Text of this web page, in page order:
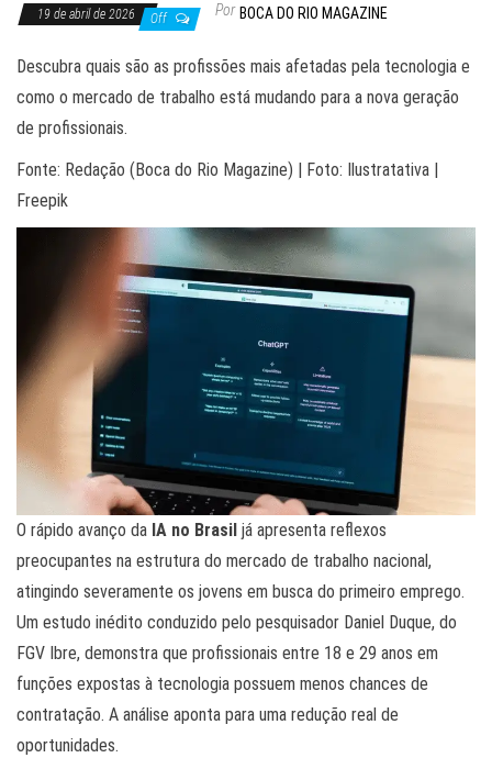
19 de abril de 2026 Off Por BOCA DO RIO MAGAZINE
Descubra quais são as profissões mais afetadas pela tecnologia e
como o mercado de trabalho está mudando para a nova geração
de profissionais.
Fonte: Redação (Boca do Rio Magazine) | Foto: Ilustratativa |
Freepik
O rápido avanço da IA no Brasil já apresenta reflexos
preocupantes na estrutura do mercado de trabalho nacional,
atingindo severamente os jovens em busca do primeiro emprego.
Um estudo inédito conduzido pelo pesquisador Daniel Duque, do
FGV Ibre, demonstra que profissionais entre 18 e 29 anos em
funções expostas à tecnologia possuem menos chances de
contratação. A análise aponta para uma redução real de
oportunidades.